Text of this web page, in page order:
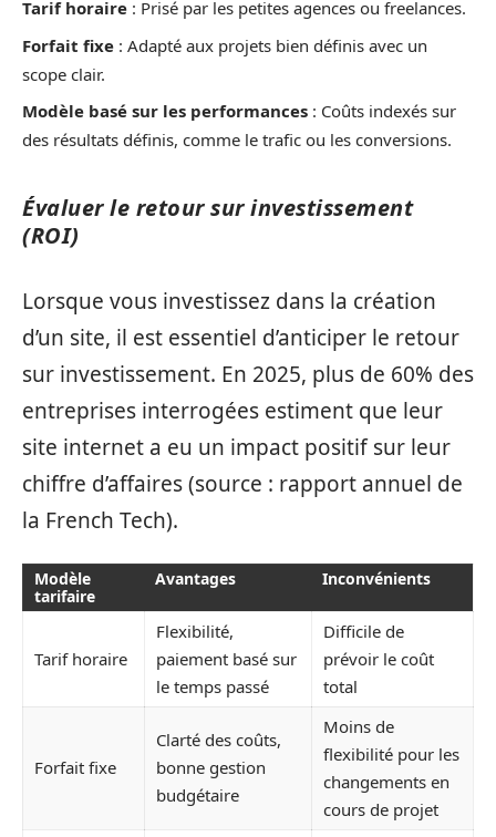
Tarif horaire : Prisé par les petites agences ou freelances.
Forfait fixe : Adapté aux projets bien définis avec un
scope clair.
Modèle basé sur les performances : Coûts indexés sur
des résultats définis, comme le trafic ou les conversions.
Évaluer le retour sur investissement
(ROI)
Lorsque vous investissez dans la création
d’un site, il est essentiel d’anticiper le retour
sur investissement. En 2025, plus de 60% des
entreprises interrogées estiment que leur
site internet a eu un impact positif sur leur
chiffre d’affaires (source : rapport annuel de
la French Tech).
Modèle
tarifaire
Avantages Inconvénients
Tarif horaire
Flexibilité,
paiement basé sur
le temps passé
Difficile de
prévoir le coût
total
Forfait fixe
Clarté des coûts,
bonne gestion
budgétaire
Moins de
flexibilité pour les
changements en
cours de projet